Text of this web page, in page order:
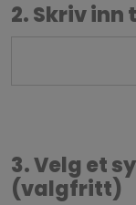
2. Skriv inn
3. Velg et
(valgfritt)